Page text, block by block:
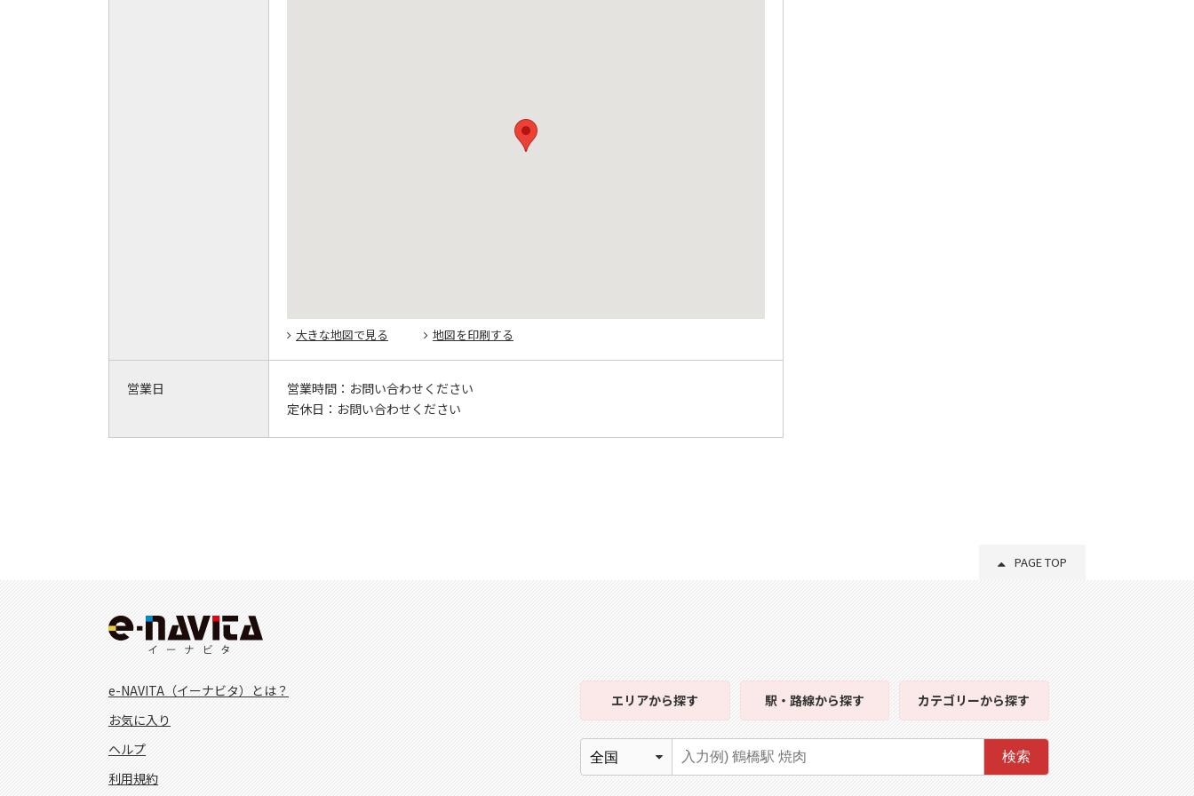
大きな地図で見る 地図を印刷する
営業日 営業時間： お問い合わせください
定休日： お問い合わせください
PAGE TOP
e-NAVITA（イーナビタ）とは？
お気に入り
ヘルプ
利用規約
エリアから探す 駅・路線から探す カテゴリーから探す
検索